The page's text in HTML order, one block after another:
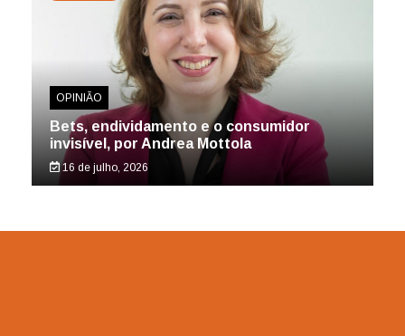
OPINIÃO
Bets, endividamento e o consumidor
invisível, por Andrea Mottola
16 de julho, 2026